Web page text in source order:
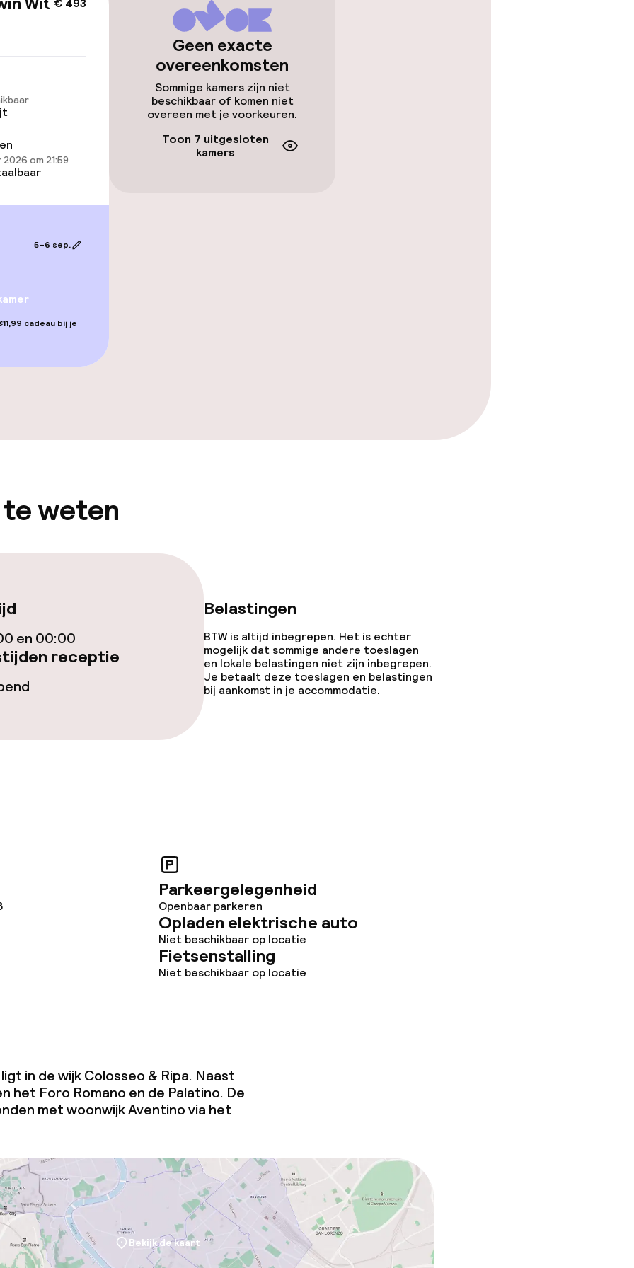
kamers
€ 493
om 21:59
5–6 sep.
cadeau bij je
Geen exacte
overeenkomsten
Sommige kamers zijn niet
beschikbaar of komen niet
overeen met je voorkeuren.
Toon 7 uitgesloten
kamers
te weten
en 00:00
receptie
Belastingen
BTW is altijd inbegrepen. Het is echter
mogelijk dat sommige andere toeslagen
en lokale belastingen niet zijn inbegrepen.
Je betaalt deze toeslagen en belastingen
bij aankomst in je accommodatie.
Parkeergelegenheid
Openbaar parkeren
Opladen elektrische auto
Niet beschikbaar op locatie
Fietsenstalling
Niet beschikbaar op locatie
in de wijk Colosseo & Ripa. Naast
het Foro Romano en de Palatino. De
met woonwijk Aventino via het
Bekijk de kaart